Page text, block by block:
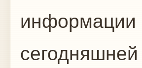
информации